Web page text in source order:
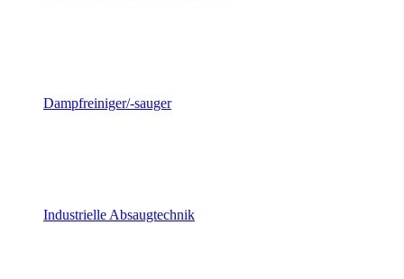
Dampfreiniger/-sauger
Industrielle Absaugtechnik